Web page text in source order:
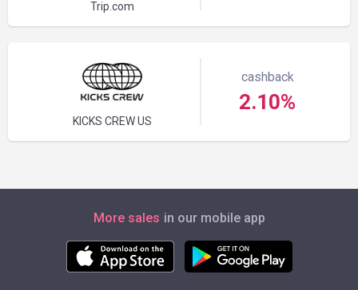
Trip.com
KICKS CREW US
cashback
2.10%
More sales in our mobile app